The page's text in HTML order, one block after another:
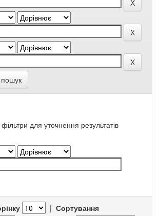
для уточнення результатів
| Сортування